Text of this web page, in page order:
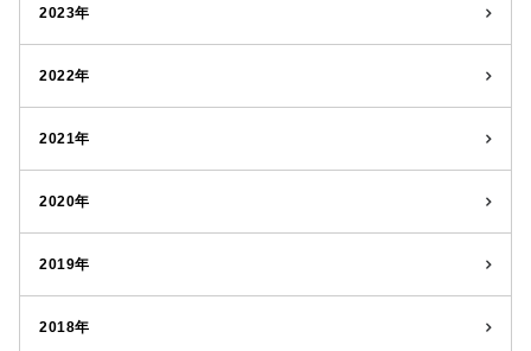
2023年
2022年
2021年
2020年
2019年
2018年